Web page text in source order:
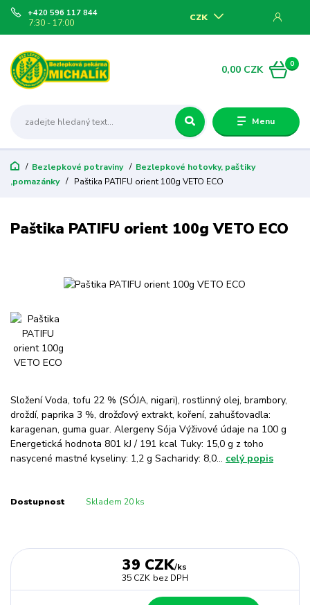
Menu
CZK
+420 596 117 844
7:30 - 17:00
0
0,00 CZK
Bezlepkové potraviny
Bezlepkové hotovky, paštiky
,pomazánky
Paštika PATIFU orient 100g VETO ECO
Paštika PATIFU orient 100g VETO ECO
Složení Voda, tofu 22 % (SÓJA, nigari), rostlinný olej, brambory,
droždí, paprika 3 %, drožďový extrakt, koření, zahušťovadla:
karagenan, guma guar. Alergeny Sója Výživové údaje na 100 g
Energetická hodnota 801 kJ / 191 kcal Tuky: 15,0 g z toho
nasycené mastné kyseliny: 1,2 g Sacharidy: 8,0... celý popis
Dostupnost Skladem 20 ks
39 CZK/ks
35 CZK bez DPH